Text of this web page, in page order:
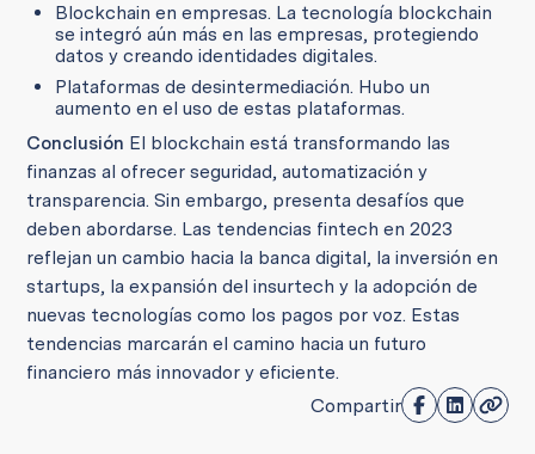
Blockchain en empresas. La tecnología blockchain
se integró aún más en las empresas, protegiendo
datos y creando identidades digitales.
Plataformas de desintermediación. Hubo un
aumento en el uso de estas plataformas.
Conclusión El blockchain está transformando las
finanzas al ofrecer seguridad, automatización y
transparencia. Sin embargo, presenta desafíos que
deben abordarse. Las tendencias fintech en 2023
reflejan un cambio hacia la banca digital, la inversión en
startups, la expansión del insurtech y la adopción de
nuevas tecnologías como los pagos por voz. Estas
tendencias marcarán el camino hacia un futuro
financiero más innovador y eficiente.
Compartir